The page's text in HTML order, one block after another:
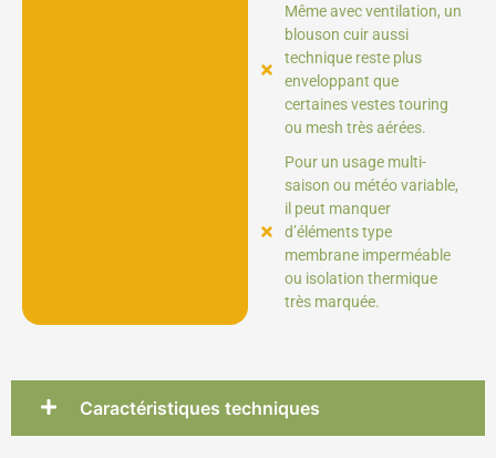
Même avec ventilation, un
blouson cuir aussi
technique reste plus
enveloppant que
certaines vestes touring
ou mesh très aérées.
Pour un usage multi-
saison ou météo variable,
il peut manquer
d’éléments type
membrane imperméable
ou isolation thermique
très marquée.
Caractéristiques techniques